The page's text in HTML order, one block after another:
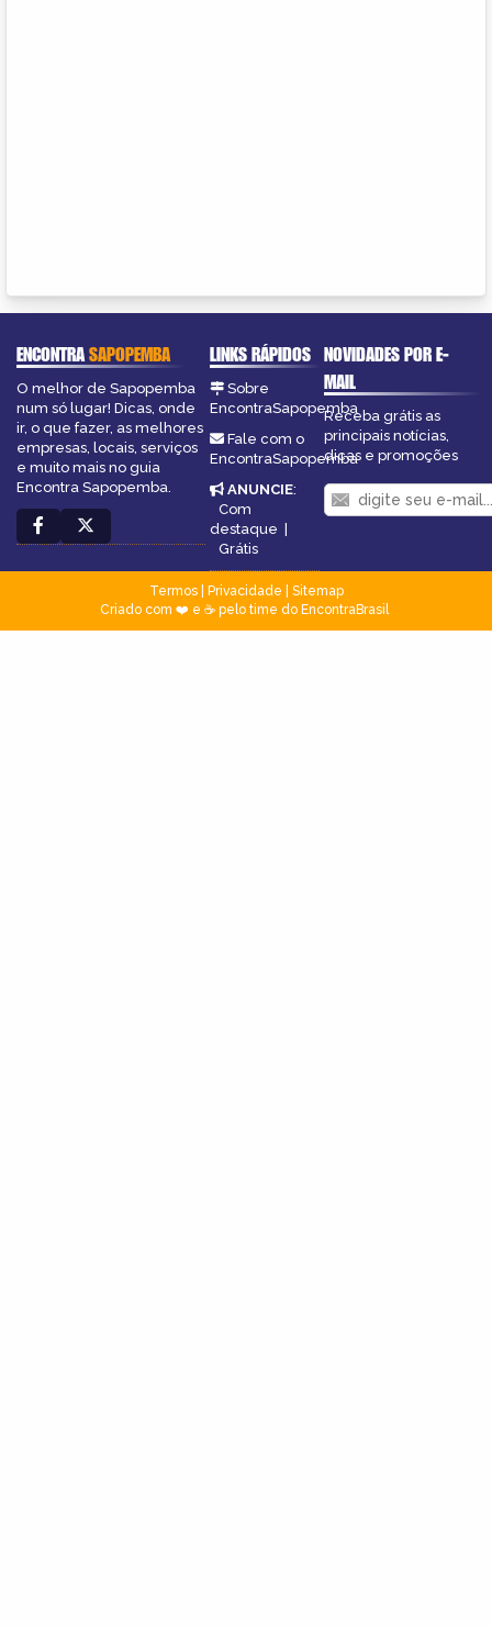
ENCONTRASAPOPEMBA
O melhor de Sapopemba
num só lugar! Dicas, onde
ir, o que fazer, as melhores
empresas, locais, serviços
e muito mais no guia
Encontra Sapopemba.
LINKS RÁPIDOS
Sobre
EncontraSapopemba
Fale com o
EncontraSapopemba
ANUNCIE:
Com
destaque |
Grátis
NOVIDADES POR E-
MAIL
Receba grátis as
principais notícias,
dicas e promoções
Termos| Privacidade
Sitemap
Criado com ❤️ e ☕ pelo time do EncontraBrasil